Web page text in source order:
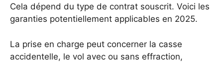
Cela dépend du type de contrat souscrit. Voici les
garanties potentiellement applicables en 2025.
La prise en charge peut concerner la casse
accidentelle, le vol avec ou sans effraction,